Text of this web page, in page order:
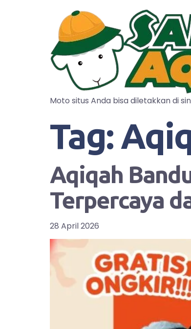
Moto situs Anda bisa diletakkan di
Tag:
Aqiqah
Terpercaya
28 April 2026